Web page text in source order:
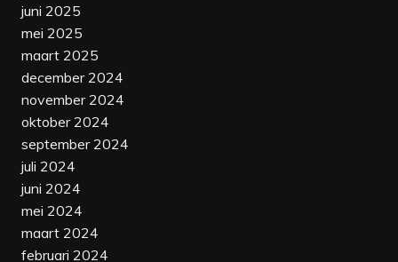
juni 2025
mei 2025
maart 2025
december 2024
november 2024
oktober 2024
september 2024
juli 2024
juni 2024
mei 2024
maart 2024
februari 2024